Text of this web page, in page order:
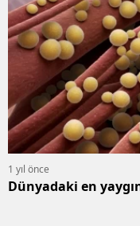
1 yıl önce
Dünyadaki en